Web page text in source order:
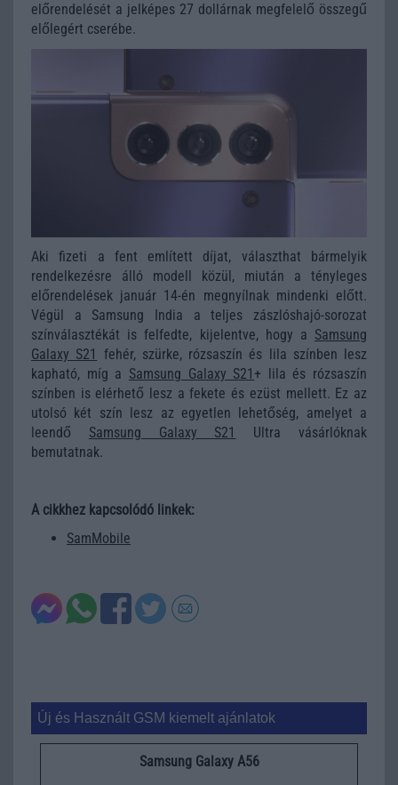
előrendelését a jelképes 27 dollárnak megfelelő összegű
előlegért cserébe.
Aki fizeti a fent említett díjat, választhat bármelyik
rendelkezésre álló modell közül, miután a tényleges
előrendelések január 14-én megnyílnak mindenki előtt.
Végül a Samsung India a teljes zászlóshajó-sorozat
színválasztékát is felfedte, kijelentve, hogy a Samsung
Galaxy S21 fehér, szürke, rózsaszín és lila színben lesz
kapható, míg a Samsung Galaxy S21 + lila és rózsaszín
színben is elérhető lesz a fekete és ezüst mellett. Ez az
utolsó két szín lesz az egyetlen lehetőség, amelyet a
leendő Samsung Galaxy S21
Ultra vásárlóknak
bemutatnak.
A cikkhez kapcsolódó linkek:
SamMobile
Új és Használt GSM kiemelt ajánlatok
Samsung Galaxy A56